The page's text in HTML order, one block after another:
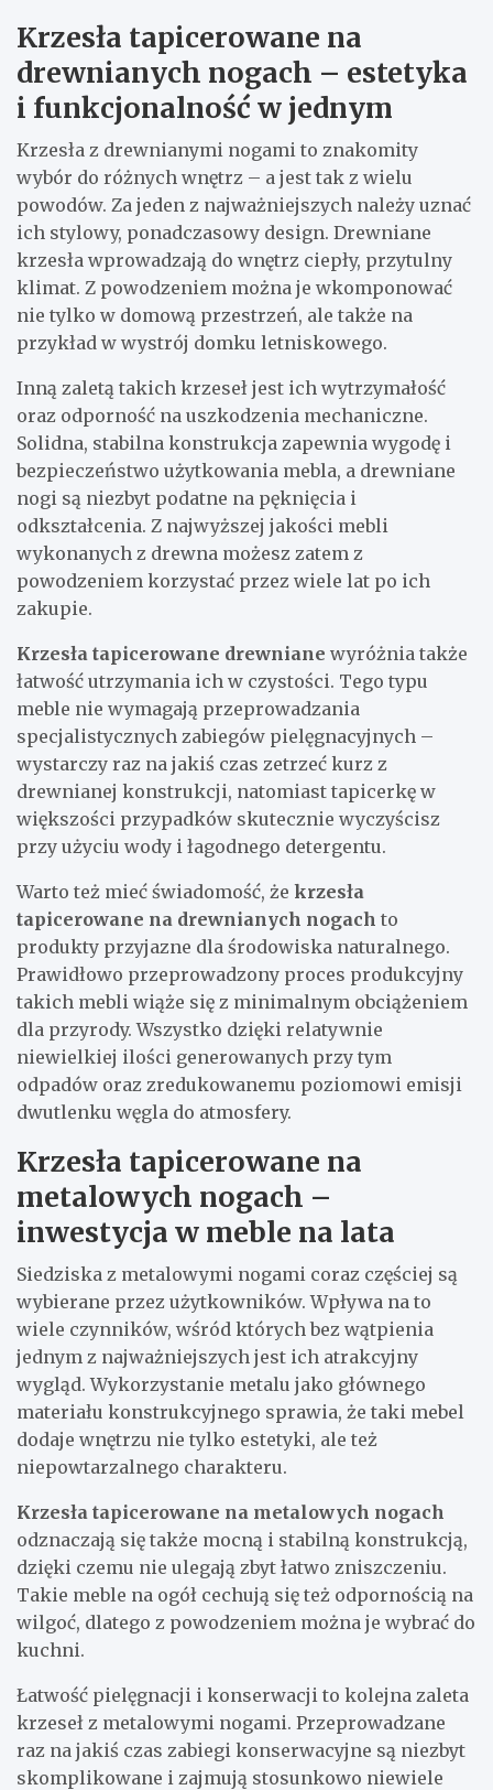
Krzesła tapicerowane na
drewnianych nogach – estetyka
i funkcjonalność w jednym
Krzesła z drewnianymi nogami to znakomity
wybór do różnych wnętrz – a jest tak z wielu
powodów. Za jeden z najważniejszych należy uznać
ich stylowy, ponadczasowy design. Drewniane
krzesła wprowadzają do wnętrz ciepły, przytulny
klimat. Z powodzeniem można je wkomponować
nie tylko w domową przestrzeń, ale także na
przykład w wystrój domku letniskowego.
Inną zaletą takich krzeseł jest ich wytrzymałość
oraz odporność na uszkodzenia mechaniczne.
Solidna, stabilna konstrukcja zapewnia wygodę i
bezpieczeństwo użytkowania mebla, a drewniane
nogi są niezbyt podatne na pęknięcia i
odkształcenia. Z najwyższej jakości mebli
wykonanych z drewna możesz zatem z
powodzeniem korzystać przez wiele lat po ich
zakupie.
Krzesła tapicerowane drewniane wyróżnia także
łatwość utrzymania ich w czystości. Tego typu
meble nie wymagają przeprowadzania
specjalistycznych zabiegów pielęgnacyjnych –
wystarczy raz na jakiś czas zetrzeć kurz z
drewnianej konstrukcji, natomiast tapicerkę w
większości przypadków skutecznie wyczyścisz
przy użyciu wody i łagodnego detergentu.
Warto też mieć świadomość, że krzesła
tapicerowane na drewnianych nogach to
produkty przyjazne dla środowiska naturalnego.
Prawidłowo przeprowadzony proces produkcyjny
takich mebli wiąże się z minimalnym obciążeniem
dla przyrody. Wszystko dzięki relatywnie
niewielkiej ilości generowanych przy tym
odpadów oraz zredukowanemu poziomowi emisji
dwutlenku węgla do atmosfery.
Krzesła tapicerowane na
metalowych nogach –
inwestycja w meble na lata
Siedziska z metalowymi nogami coraz częściej są
wybierane przez użytkowników. Wpływa na to
wiele czynników, wśród których bez wątpienia
jednym z najważniejszych jest ich atrakcyjny
wygląd. Wykorzystanie metalu jako głównego
materiału konstrukcyjnego sprawia, że taki mebel
dodaje wnętrzu nie tylko estetyki, ale też
niepowtarzalnego charakteru.
Krzesła tapicerowane na metalowych nogach
odznaczają się także mocną i stabilną konstrukcją,
dzięki czemu nie ulegają zbyt łatwo zniszczeniu.
Takie meble na ogół cechują się też odpornością na
wilgoć, dlatego z powodzeniem można je wybrać do
kuchni.
Łatwość pielęgnacji i konserwacji to kolejna zaleta
krzeseł z metalowymi nogami. Przeprowadzane
raz na jakiś czas zabiegi konserwacyjne są niezbyt
skomplikowane i zajmują stosunkowo niewiele